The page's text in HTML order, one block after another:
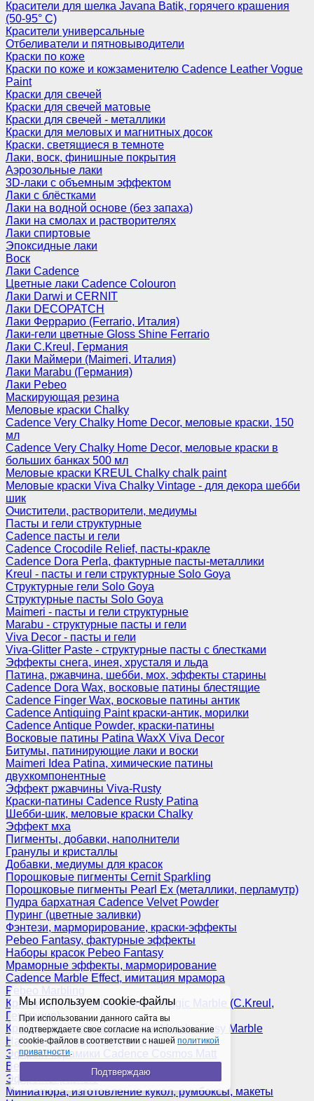
Красители для шелка Javana Batik, горячего крашения
(50-95° С)
Красители универсальные
Отбеливатели и пятновыводители
Краски по коже
Краски по коже и кожзаменителю Cadence Leather Vogue
Paint
Краски для свечей
Краски для свечей матовые
Краски для свечей - металлики
Краски для меловых и магнитных досок
Краски, светящиеся в темноте
Лаки, воск, финишные покрытия
Аэрозольные лаки
3D-лаки с объемным эффектом
Лаки с блёстками
Лаки на водной основе (без запаха)
Лаки на смолах и растворителях
Лаки спиртовые
Эпоксидные лаки
Воск
Лаки Cadence
Цветные лаки Cadence Colouron
Лаки Darwi и CERNIT
Лаки DECOPATCH
Лаки Феррарио (Ferrario, Италия)
Лаки-гели цветные Gloss Shine Ferrario
Лаки C.Kreul, Германия
Лаки Маймери (Maimeri, Италия)
Лаки Marabu (Германия)
Лаки Pebeo
Маскирующая резина
Меловые краски Chalky
Cadence Very Chalky Home Decor, меловые краски, 150
мл
Cadence Very Chalky Home Decor, меловые краски в
больших банках 500 мл
Меловые краски KREUL Chalky chalk paint
Меловые краски Viva Chalky Vintage - для декора шебби
шик
Очистители, растворители, медиумы
Пасты и гели структурные
Cadence пасты и гели
Cadence Crocodile Relief, пасты-кракле
Cadence Dora Perla, фактурные пасты-металлики
Kreul - пасты и гели структурные Solo Goya
Структурные гели Solo Goya
Структурные пасты Solo Goya
Maimeri - пасты и гели структурные
Marabu - структурные пасты и гели
Viva Decor - пасты и гели
Viva-Glitter Paste - структурные пасты с блестками
Эффекты снега, инея, хрусталя и льда
Патина, ржавчина, шебби, мох, эффекты старины
Cadence Dora Wax, восковые патины блестящие
Cadence Finger Wax, восковые патины антик
Сadence Antiquing Paint краски-антик, морилки
Cadence Antique Powder, краски-патины
Восковые патины Patina WaxX Viva Decor
Битумы, патинирующие лаки и воски
Maimeri Idea Patina, химические патины
двухкомпонентные
Эффект ржавчины Viva-Rusty
Краски-патины Cadence Rusty Patina
Шебби-шик, меловые краски Chalky
Эффект мха
Пигменты, добавки, наполнители
Гранулы и кристаллы
Добавки, медиумы для красок
Порошковые пигменты Cernit Sparkling
Порошковые пигменты Pearl Ex (металлики, перламутр)
Пудра бархатная Cadence Velvet Powder
Пуринг (цветные заливки)
Фэнтези, марморирование, краски-эффекты
Pebeo Fantasy, фактурные эффекты
Наборы красок Pebeo Fantasy
Мраморные эффекты, марморирование
Cadence Marble Effect, имитация мрамора
Pebeo Marbling
Краски для марморирования Magic Marble (C.Kreul,
Германия)
Краски для марморирования Marabu Easy Marble
Наборы для марморирования
Эффект керамики Cadence Cosmos Matt
Венецианская штукатурка
Эффекты разные
Миниатюра, изготовление кукол, румбоксы, макеты
Мы используем cookie-файлы
При использовании данного сайта вы
подтверждаете свое согласие на использование
cookie-файлов в соответствии с нашей политикой
приватности.
Подтверждаю